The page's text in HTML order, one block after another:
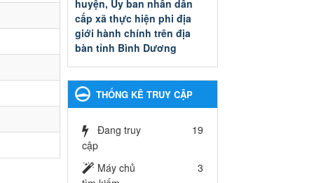
huyện, Ủy ban nhân dân
cấp xã thực hiện phi địa
giới hành chính trên địa
bàn tỉnh Bình Dương
thẩm quyền giải quyết của sở,
ban, ngành, Ủy ban nhân dân
cấp xã thực hiện phi địa giới
hành chính trên địa bàn tỉnh
Bình Dương
Ngày ban hành: 13/03/2025
THỐNG KÊ TRUY CẬP
Đang truy
cập
19
Máy chủ
3